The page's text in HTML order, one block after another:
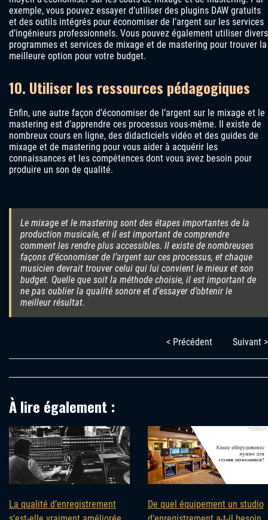
exemple, vous pouvez essayer d’utiliser des plugins DAW gratuits
et des outils intégrés pour économiser de l’argent sur les services
d’ingénieurs professionnels. Vous pouvez également utiliser divers
programmes et services de mixage et de mastering pour trouver la
meilleure option pour votre budget.
10. Utiliser les ressources pédagogiques
Enfin, une autre façon d’économiser de l’argent sur le mixage et le
mastering est d’apprendre ces processus vous-même. Il existe de
nombreux cours en ligne, des didacticiels vidéo et des guides de
mixage et de mastering pour vous aider à acquérir les
connaissances et les compétences dont vous avez besoin pour
produire un son de qualité.
Le mixage et le mastering sont des étapes importantes de la
production musicale, et il est important de comprendre
comment les rendre plus accessibles. Il existe de nombreuses
façons d’économiser de l’argent sur ces processus, et chaque
musicien devrait trouver celui qui lui convient le mieux et son
budget. Quelle que soit la méthode choisie, il est important de
ne pas oublier la qualité sonore et d’essayer d’obtenir le
meilleur résultat.
< Précédent Suivant >
À lire également :
La qualité d’enregistrement
De quel équipement un studio